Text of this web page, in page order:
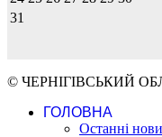
31
© ЧЕРНІГІВСЬКИЙ
ГОЛОВНА
Останні